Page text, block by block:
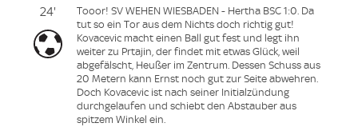
24'
Tooor! SV WEHEN WIESBADEN - Hertha BSC 1:0. Da
tut so ein Tor aus dem Nichts doch richtig gut!
Kovacevic macht einen Ball gut fest und legt ihn
weiter zu Prtajin, der findet mit etwas Glück, weil
abgefälscht, Heußer im Zentrum. Dessen Schuss aus
20 Metern kann Ernst noch gut zur Seite abwehren.
Doch Kovacevic ist nach seiner Initialzündung
durchgelaufen und schiebt den Abstauber aus
spitzem Winkel ein.